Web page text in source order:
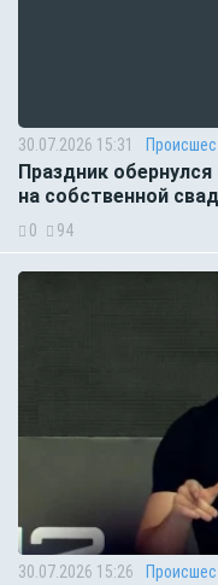
30.07.2026 15:31
Праздник
на собственной
0 94
30.07.2026 15:26